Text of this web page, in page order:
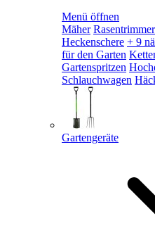
Menü öffnen
Mäher Rasentrimmer
Heckenschere + 9
für den Garten
Gartenspritzen
Schlauchwagen
Gartengeräte